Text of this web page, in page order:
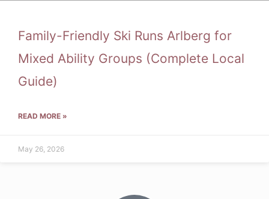
Family-Friendly Ski Runs Arlberg for
Mixed Ability Groups (Complete Local
Guide)
READ MORE »
May 26, 2026